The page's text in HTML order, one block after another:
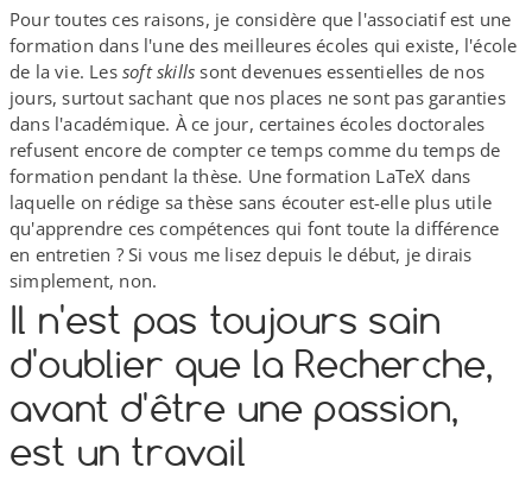
Pour toutes ces raisons, je considère que l'associatif est une
formation dans l'une des meilleures écoles qui existe, l'école
de la vie. Les soft skills sont devenues essentielles de nos
jours, surtout sachant que nos places ne sont pas garanties
dans l'académique. À ce jour, certaines écoles doctorales
refusent encore de compter ce temps comme du temps de
formation pendant la thèse. Une formation LaTeX dans
laquelle on rédige sa thèse sans écouter est-​elle plus utile
qu'apprendre ces compétences qui font toute la différence
en entretien ? Si vous me lisez depuis le début, je dirais
simplement, non.
Il n'est pas toujours sain
d'oublier que la Recherche,
avant d'être une passion,
est un travail